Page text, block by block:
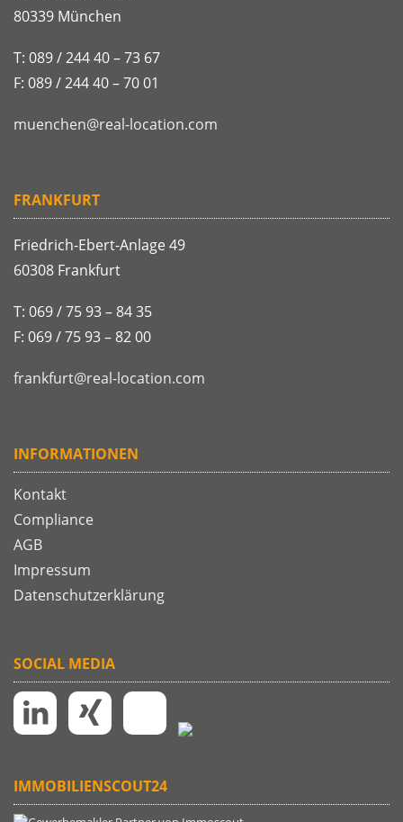
80339 München
T: 089 / 244 40 – 73 67
F: 089 / 244 40 – 70 01
muenchen@real-location.com
FRANKFURT
Friedrich-Ebert-Anlage 49
60308 Frankfurt
T: 069 / 75 93 – 84 35
F: 069 / 75 93 – 82 00
frankfurt@real-location.com
INFORMATIONEN
Kontakt
Compliance
AGB
Impressum
Datenschutzerklärung
SOCIAL MEDIA
IMMOBILIENSCOUT24